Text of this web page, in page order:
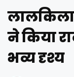
ने किया
भव्य दृश्य